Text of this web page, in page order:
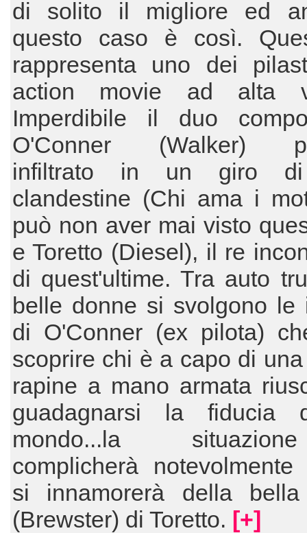
di solito il migliore ed
questo caso è così.
rappresenta uno dei
action movie ad alta
Imperdibile il duo
O'Conner (Walker)
infiltrato in un giro di
clandestine (Chi ama i
può non aver mai visto
e Toretto (Diesel), il re
di quest'ultime. Tra auto
belle donne si svolgono le
di O'Conner (ex pilota)
scoprire chi è a capo di
rapine a mano armata
guadagnarsi la fiducia
mondo...la
complicherà notevolmente
si innamorerà della
(Brewster) di Toretto. [+]